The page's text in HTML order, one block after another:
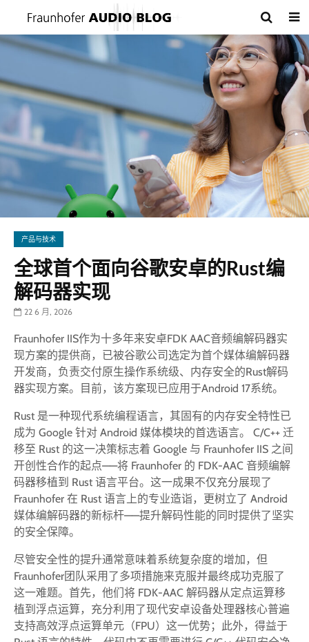
产品与技术
全球首个面向谷歌安卓的Rust编
解码器实现
22 6 月, 2026
Fraunhofer IIS作为十多年来安卓FDK AAC音频编解码器实
现方案的提供商，已被谷歌公司选定为首个媒体编解码器
开发商，负责交付原生操作系统级、内存安全的Rust解码
器实现方案。目前，该方案现已应用于Android 17系统。
Rust 是一种现代系统编程语言，其固有的内存安全特性已
成为 Google 针对 Android 媒体模块的首选语言。 C/C++ 迁
移至 Rust 的这一决策标志着 Google 与 Fraunhofer IIS 之间
开创性合作的起点——将 Fraunhofer 的 FDK-AAC 音频编解
码器移植到 Rust 语言平台。这一成果不仅充分展现了
Fraunhofer 在 Rust 语言上的专业造诣，更树立了 Android
媒体编解码器的新标杆——提升解码性能的同时提供了坚实
的安全保障。
尽管安全性的提升通常意味着系统复杂度的增加，但
Fraunhofer团队采用了多项措施来克服并最终成功克服了
这一难题。首先，他们将 FDK-AAC 解码器从定点运算移
植到浮点运算，充分利用了现代安卓设备处理器核心普遍
支持高效浮点运算单元（FPU）这一优势；此外，得益于